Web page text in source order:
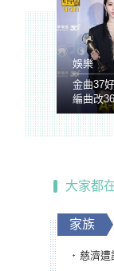
娛樂
金曲37
編曲改
腔
大家都
家族
慈濟遭詐10